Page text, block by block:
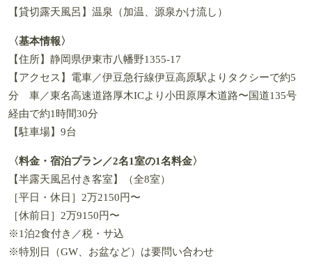
【貸切露天風呂】温泉（加温、源泉かけ流し）
〈基本情報〉
【住所】静岡県伊東市八幡野1355-17
【アクセス】電車／伊豆急行線伊豆高原駅よりタクシーで約5
分 車／東名高速道路厚木ICより小田原厚木道路〜国道135号
経由で約1時間30分
【駐車場】9台
〈料金・宿泊プラン／2名1室の1名料金〉
【半露天風呂付き客室】（全8室）
［平日・休日］2万2150円〜
［休前日］2万9150円〜
※1泊2食付き／税・サ込
※特別日（GW、お盆など）は要問い合わせ